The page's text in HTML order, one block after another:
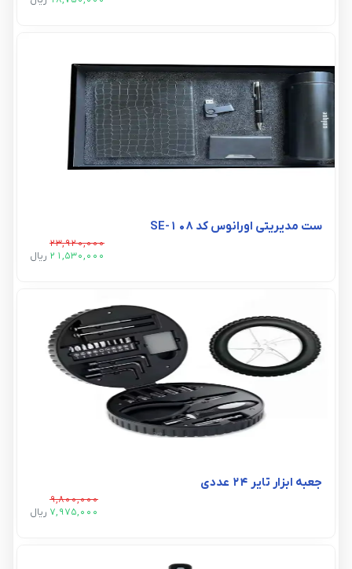
ست مدیریتی اورانوس کد SE-108
23,920,000
21,530,000 ريال
جعبه ابزار تایر ۲۴ عددی
9,800,000
7,975,000 ريال